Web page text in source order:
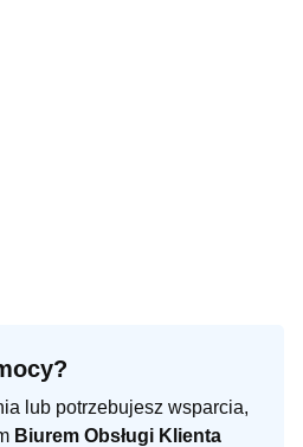
lub potrzebujesz wsparcia,
Biurem Obsługi Klienta